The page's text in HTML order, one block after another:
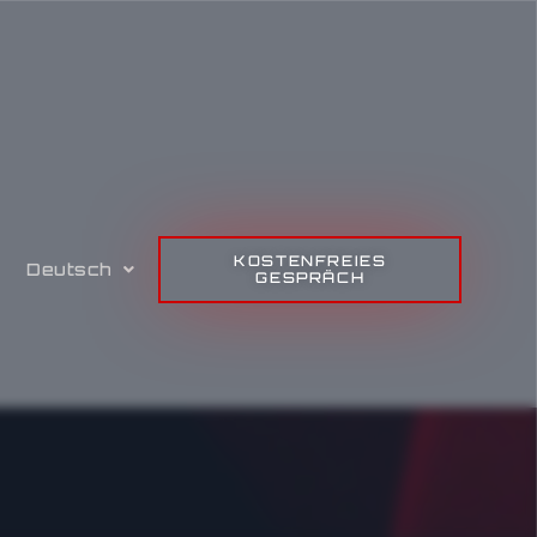
Deutsch
KOSTENFREIES
GESPRÄCH